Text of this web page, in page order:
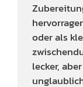
oder als
lecker,